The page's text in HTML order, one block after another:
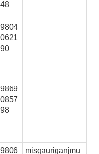
48
9804
0621
90
9869
0857
98
9806 misgauriganjmu